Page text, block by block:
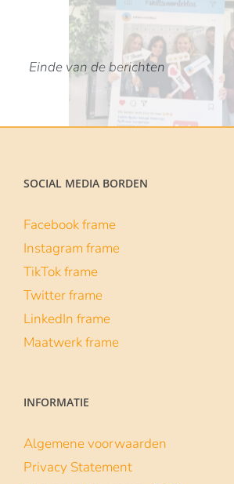
#skillsvoordeklas
1 maart 2022
De campagne Skills voor de klas
middelbare scholieren (van 3
6) op| Lees verder